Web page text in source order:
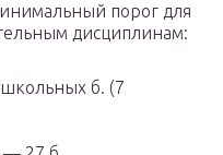
порог для
дисциплинам:
б. (7